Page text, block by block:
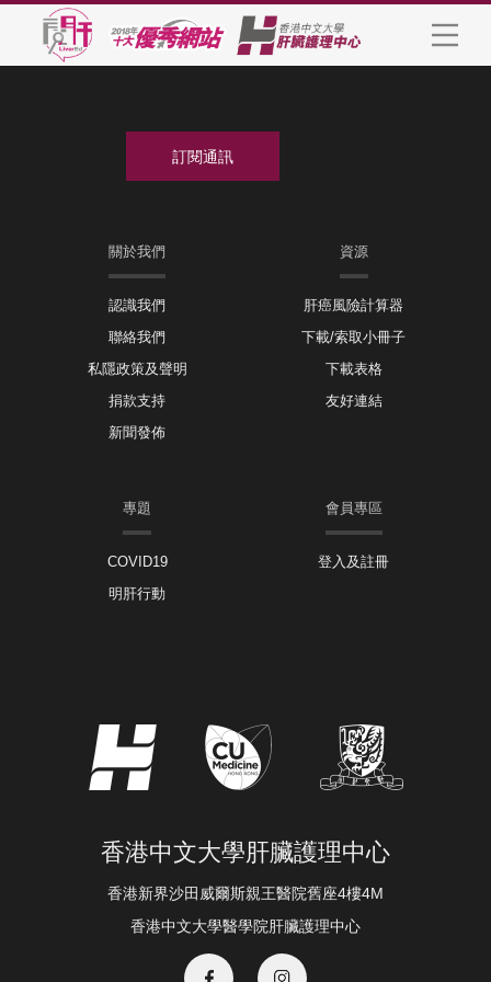
關於我們
認識我們
聯絡我們
私隱政策及聲明
捐款支持
新聞發佈
資源
肝癌風險計算器
下載/索取小冊子
下載表格
友好連結
專題
COVID19
明肝行動
會員專區
登入及註冊
香港中文大學肝臟護理中心
香港新界沙田威爾斯親王醫院舊座4樓4M
香港中文大學醫學院肝臟護理中心